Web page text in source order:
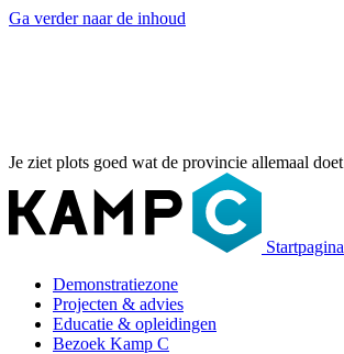
Ga verder naar de inhoud
Je ziet plots goed wat de provincie allemaal doet
Startpagina
Demonstratiezone
Projecten & advies
Educatie & opleidingen
Bezoek Kamp C